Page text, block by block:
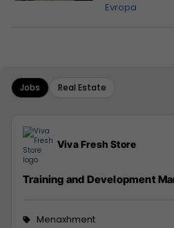
Evropa
Jobs Real Estate
Viva Fresh Store
Training and Development
Menaxhment